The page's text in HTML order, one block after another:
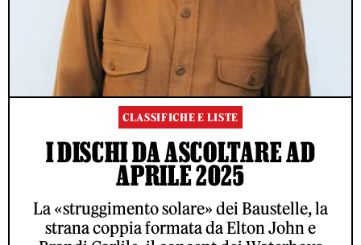
CLASSIFICHE E LISTE
I DISCHI DA ASCOLTARE AD
APRILE 2025
La «struggimento solare» dei Baustelle, la
strana coppia formata da Elton John e